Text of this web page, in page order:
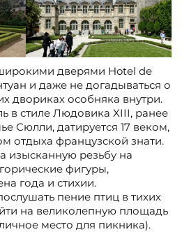
дверями Hotel de
и даже не догадываться о
двориках особняка внутри.
в стиле Людовика XIII, ранее
Сюлли, датируется 17 веком,
отдыха французской знати.
изысканную резьбу на
фигуры,
года и стихии.
пение птиц в тихих
на великолепную площадь
место для пикника).